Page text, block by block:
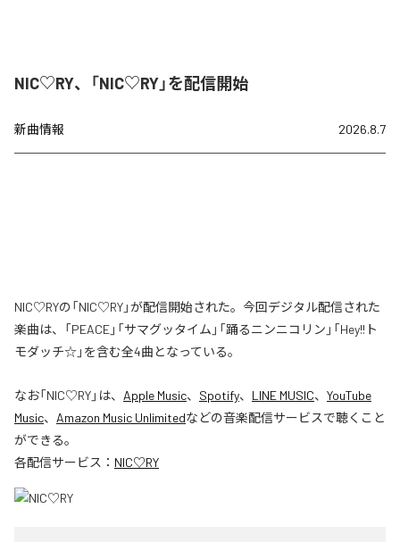
NIC♡RY、「NIC♡RY」を配信開始
新曲情報 2026.8.7
NIC♡RYの「NIC♡RY」が配信開始された。今回デジタル配信された
楽曲は、「PEACE」「サマグッタイム」「踊るニンニコリン」「Hey!!ト
モダッチ☆」を含む全4曲となっている。
なお「NIC♡RY」は、 Apple Music、 Spotify、 LINE MUSIC、 YouTube
Music、 Amazon Music Unlimitedなどの音楽配信サービスで聴くこと
ができる。
各配信サービス： NIC♡RY